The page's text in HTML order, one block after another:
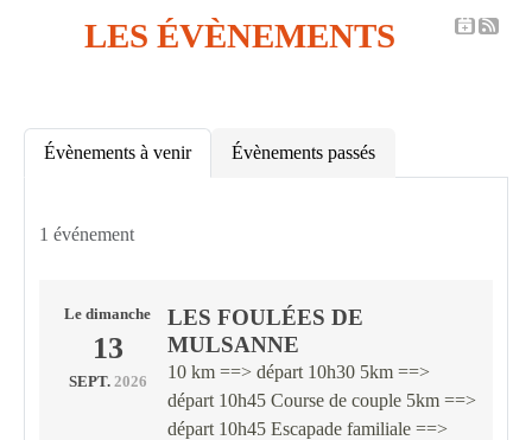
LES ÉVÈNEMENTS
Évènements à venir Évènements passés
1 événement
Le dimanche
13
SEPT. 2026
LES FOULÉES DE
MULSANNE
10 km ==> départ 10h30 5km ==>
départ 10h45 Course de couple 5km ==>
départ 10h45 Escapade familiale ==>